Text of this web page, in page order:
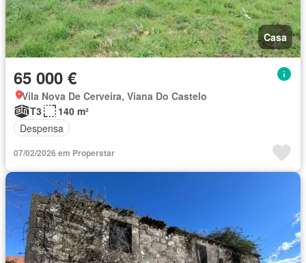
Casa
65 000 €
Vila Nova De Cerveira, Viana Do Castelo
T3
140 m²
Despensa
07/02/2026 em Properstar